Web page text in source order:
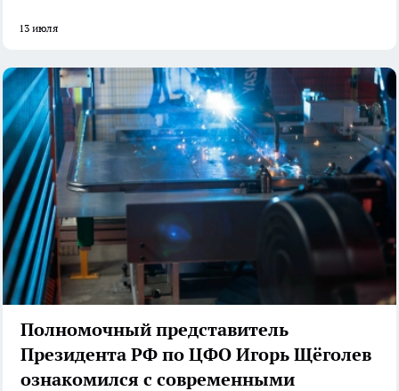
13 июля
Полномочный представитель
Президента РФ по ЦФО Игорь Щёголев
ознакомился с современными